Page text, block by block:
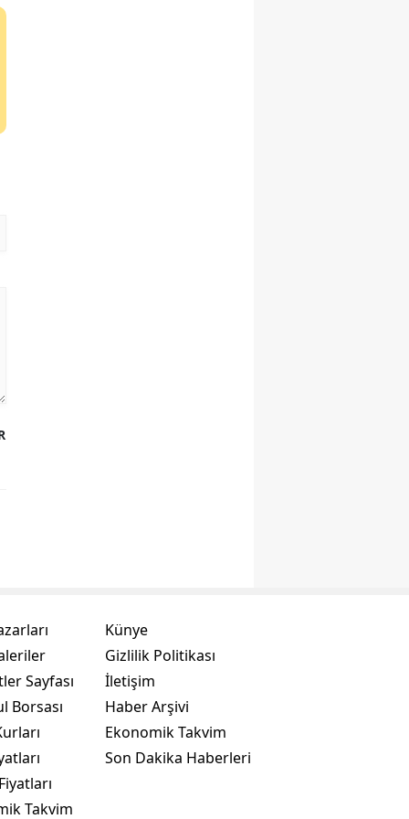
Sayfası
Borsası
Takvim
Künye
Gizlilik Politikası
İletişim
Haber Arşivi
Ekonomik Takvim
Son Dakika Haberleri